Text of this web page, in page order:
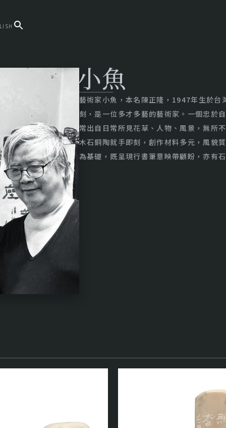
小魚
藝術家小魚，本名陳正隆，1947年生於台
刻，是一位多才多藝的藝術家。一個忠於
常出自日常所見花草、人物、風景，無所
木石銅陶就手即刻，創作材料多元，風貌
為基礎，既呈現行書筆意映帶顧盼，亦有